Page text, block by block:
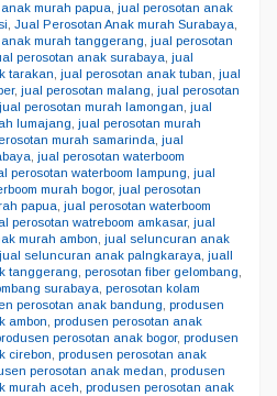
murah papua jual perosotan anak
Jual Perosotan Anak murah Surabaya
murah tanggerang jual perosotan
perosotan anak surabaya jual
tarakan jual perosotan anak tuban jual
, jual perosotan malang jual perosotan
jual perosotan murah lamongan jual
lumajang jual perosotan murah
murah samarinda jual
jual perosotan waterboom
perosotan waterboom lampung jual
murah bogor, jual perosotan
papua jual perosotan waterboom
perosotan watreboom amkasar, jual
murah ambon jual seluncuran anak
jual seluncuran anak palngkaraya juall
tanggerang perosotan fiber gelombang
surabaya perosotan kolam
perosotan anak bandung produsen
ambon produsen perosotan anak
perosotan anak bogor, produsen
cirebon produsen perosotan anak
perosotan anak medan produsen
murah aceh produsen perosotan anak